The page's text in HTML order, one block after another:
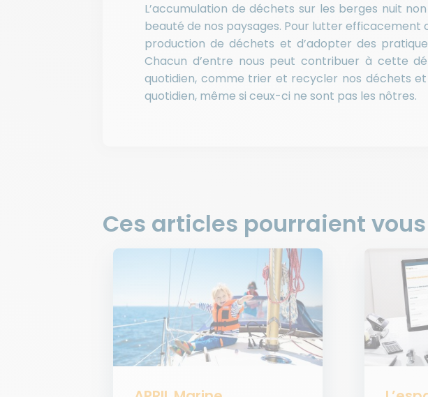
L’accumulation de déchets sur les berges nuit
beauté de nos paysages. Pour lutter
production de déchets et d’adopter des
Chacun d’entre nous peut contribuer à cette
quotidien, comme trier et recycler nos déchets
quotidien, même si ceux-ci ne sont pas les nôtres.
Ces articles pourraient